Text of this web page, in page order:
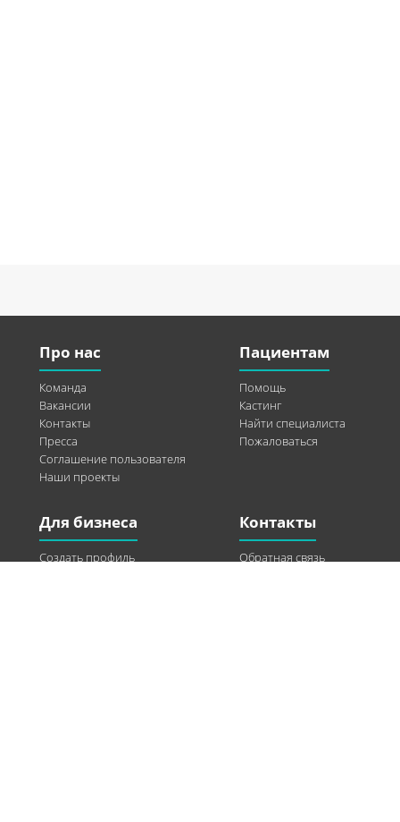
Про нас
Команда
Вакансии
Контакты
Пресса
Соглашение пользователя
Наши проекты
Пациентам
Помощь
Кастинг
Найти специалиста
Пожаловаться
Для бизнеса
Создать профиль
Контакты
Обратная связь